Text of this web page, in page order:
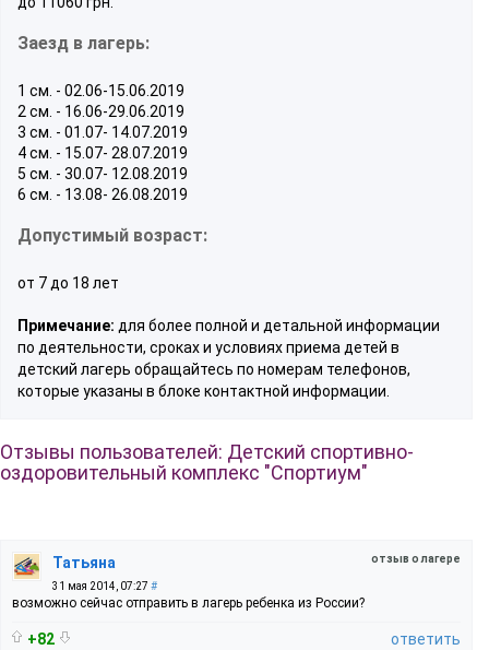
Заезд в лагерь:
1 см. - 02.06-15.06.2019
2 см. - 16.06-29.06.2019
3 см. - 01.07- 14.07.2019
4 см. - 15.07- 28.07.2019
5 см. - 30.07- 12.08.2019
6 см. - 13.08- 26.08.2019
Допустимый возраст:
от 7 до 18 лет
Примечание: для более полной и детальной информации
по деятельности, сроках и условиях приема детей в
детский лагерь обращайтесь по номерам телефонов,
которые указаны в блоке контактной информации.
Отзывы пользователей: Детский спортивно-
оздоровительный комплекс "Спортиум"
отзыв о лагере
Татьяна
31 мая 2014, 07:27 #
возможно сейчас отправить в лагерь ребенка из России?
+82 ответить